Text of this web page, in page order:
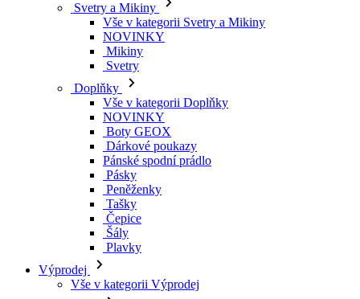
Svetry a Mikiny
Vše v kategorii Svetry a Mikiny
NOVINKY
Mikiny
Svetry
Doplňky
Vše v kategorii Doplňky
NOVINKY
Boty GEOX
Dárkové poukazy
Pánské spodní prádlo
Pásky
Peněženky
Tašky
Čepice
Šály
Plavky
Výprodej
Vše v kategorii Výprodej